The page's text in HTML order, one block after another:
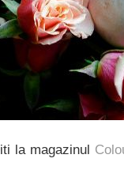
la magazinul